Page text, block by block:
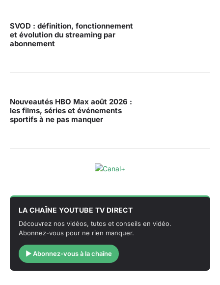
SVOD : définition, fonctionnement
et évolution du streaming par
abonnement
Nouveautés HBO Max août 2026 :
les films, séries et événements
sportifs à ne pas manquer
LA CHAÎNE YOUTUBE TV DIRECT
Découvrez nos vidéos, tutos et conseils en vidéo.
Abonnez-vous pour ne rien manquer.
▶ Abonnez-vous à la chaîne